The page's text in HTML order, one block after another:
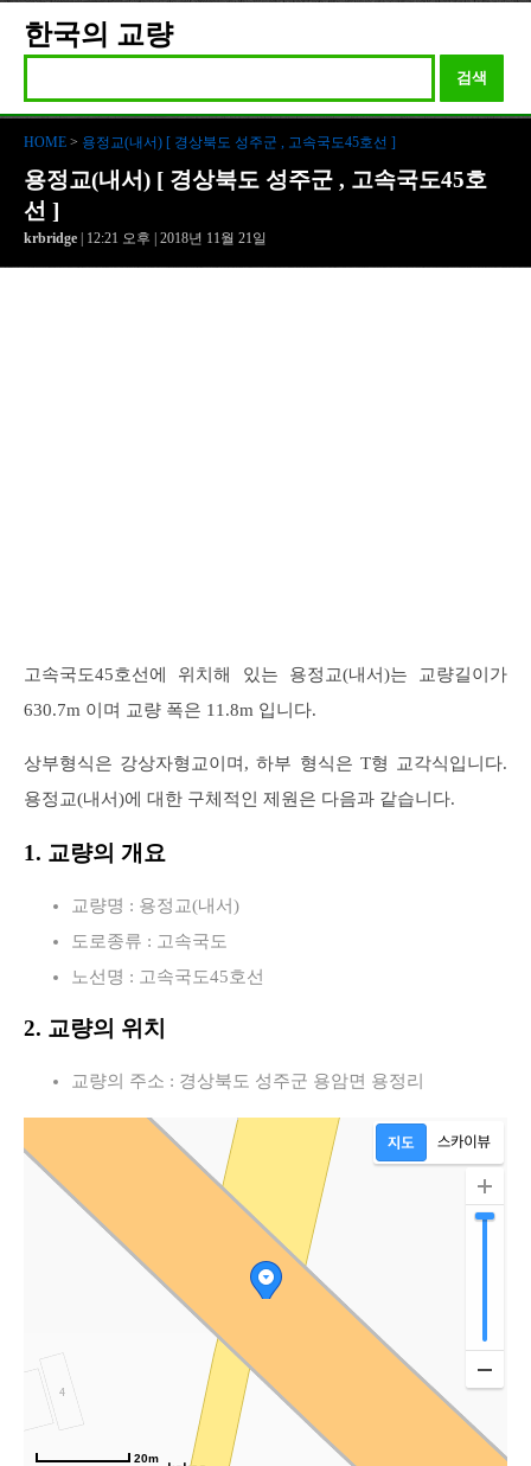
한국의 교량
검색
HOME > 용정교(내서) [ 경상북도 성주군 , 고속국도45호선 ]
용정교(내서) [ 경상북도 성주군 , 고속국도45호
선 ]
krbridge | 12:21 오후 | 2018년 11월 21일
고속국도45호선에 위치해 있는 용정교(내서)는 교량길이가
630.7m 이며 교량 폭은 11.8m 입니다.
상부형식은 강상자형교이며, 하부 형식은 T형 교각식입니다.
용정교(내서)에 대한 구체적인 제원은 다음과 같습니다.
1. 교량의 개요
교량명 : 용정교(내서)
도로종류 : 고속국도
노선명 : 고속국도45호선
2. 교량의 위치
교량의 주소 : 경상북도 성주군 용암면 용정리
20m